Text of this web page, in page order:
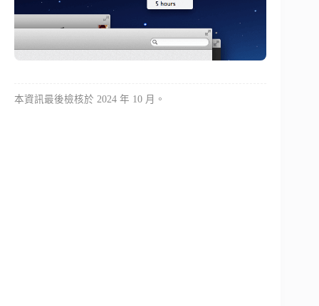
本資訊最後檢核於 2024 年 10 月。